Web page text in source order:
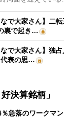
で大家さん】二
裏で起き…
で大家さん】独
代表の思…
決算銘柄」
％急落のワークマ